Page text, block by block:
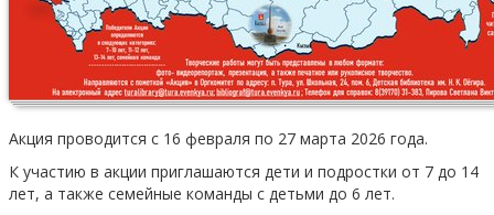
Акция проводится с 16 февраля по 27 марта 2026 года.
К участию в акции приглашаются дети и подростки от 7 до 14
лет, а также семейные команды с детьми до 6 лет.